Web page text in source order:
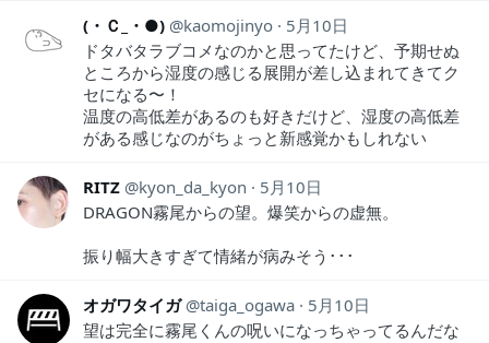
(・Ｃ_・●) kaomojinyo
5月10日
ドタバタラブコメなのかと思ってたけど、予期せぬ
ところから湿度の感じる展開が差し込まれてきてク
セになる〜！
温度の高低差があるのも好きだけど、湿度の高低差
がある感じなのがちょっと新感覚かもしれない
RITZ kyon_da_kyon
5月10日
DRAGON霧尾からの望。爆笑からの虚無。
振り幅大きすぎて情緒が病みそう･･･
オガワタイガ taiga_ogawa
5月10日
望は完全に霧尾くんの呪いになっちゃってるんだな